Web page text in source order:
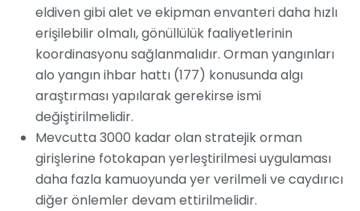
eldiven gibi alet ve ekipman envanteri daha hızlı
erişilebilir olmalı, gönüllülük faaliyetlerinin
koordinasyonu sağlanmalıdır. Orman yangınları
alo yangın ihbar hattı (177) konusunda algı
araştırması yapılarak gerekirse ismi
değiştirilmelidir.
Mevcutta 3000 kadar olan stratejik orman
girişlerine fotokapan yerleştirilmesi uygulaması
daha fazla kamuoyunda yer verilmeli ve caydırıcı
diğer önlemler devam ettirilmelidir.